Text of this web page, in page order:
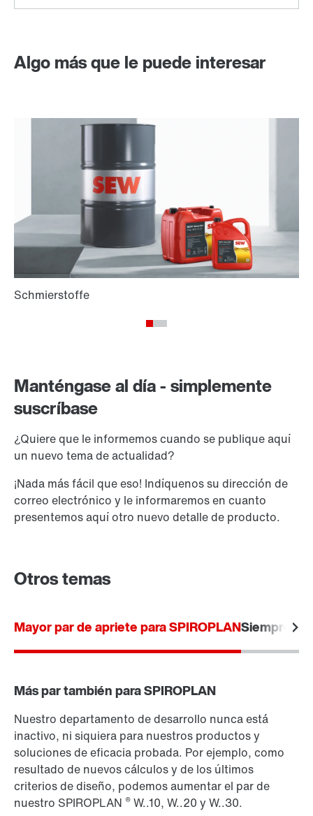
Algo más que le puede interesar
Manténgase al día - simplemente
suscríbase
¿Quiere que le informemos cuando se publique aquí
un nuevo tema de actualidad?
¡Nada más fácil que eso! Indíquenos su dirección de
correo electrónico y le informaremos en cuanto
presentemos aquí otro nuevo detalle de producto.
Otros temas
Mayor par de apriete para SPIROPLANSiempre el
Más par también para SPIROPLAN
Nuestro departamento de desarrollo nunca está
inactivo, ni siquiera para nuestros productos y
soluciones de eficacia probada. Por ejemplo, como
resultado de nuevos cálculos y de los últimos
criterios de diseño, podemos aumentar el par de
nuestro SPIROPLAN ® W..10, W..20 y W..30.